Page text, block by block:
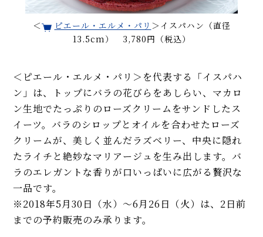
＜ ピエール・エルメ・パリ ＞イスパハン（直径
13.5cm） 3,780円（税込）
＜ピエール・エルメ・パリ＞を代表する「イスパハ
ン」は、トップにバラの花びらをあしらい、マカロ
ン生地でたっぷりのローズクリームをサンドしたス
イーツ。バラのシロップとオイルを合わせたローズ
クリームが、美しく並んだラズベリー、中央に隠れ
たライチと絶妙なマリアージュを生み出します。バ
ラのエレガントな香りが口いっぱいに広がる贅沢な
一品です。
※2018年5月30日（水）～6月26日（火）は、2日前
までの予約販売のみ承ります。